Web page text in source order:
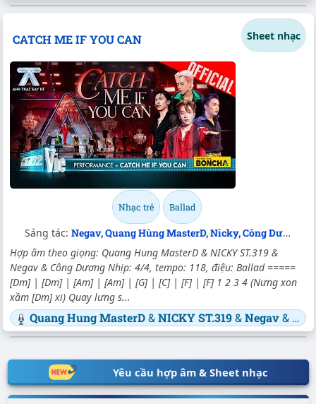
CATCH ME IF YOU CAN Sheet nhạc
Nhạc trẻ Ballad
Sáng tác: Negav, Quang Hùng MasterD, Nicky, Công Dương
Hợp âm theo giọng: Quang Hung MasterD & NICKY ST.319 &
Negav & Công Dương Nhịp: 4/4, tempo: 118, điệu: Ballad =====
[Dm] | [Dm] | [Am] | [Am] | [G] | [C] | [F] | [F] 1 2 3 4 (Nưng xon
xầm [Dm] xi) Quay lưng s...
Quang Hung MasterD&NICKY ST.319&Negav&
Yêu cầu hợp âm & Sheet nhạc